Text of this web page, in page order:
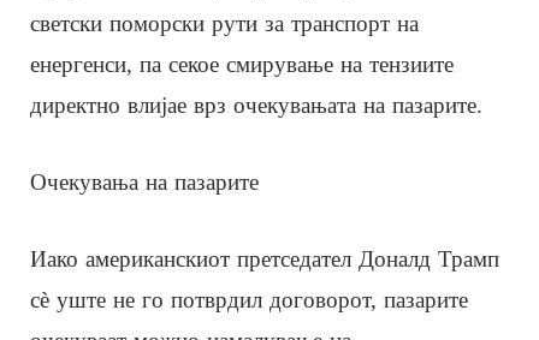
светски поморски рути за транспорт на
енергенси, па секое смирување на тензиите
директно влијае врз очекувањата на пазарите.
Очекувања на пазарите
Иако американскиот претседател Доналд Трамп
сè уште не го потврдил договорот, пазарите